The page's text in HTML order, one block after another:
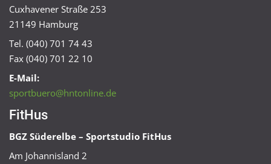
Cuxhavener Straße 253
21149 Hamburg
Tel. (040) 701 74 43
Fax (040) 701 22 10
E-Mail:
sportbuero@hntonline.de
FitHus
BGZ Süderelbe – Sportstudio FitHus
Am Johannisland 2